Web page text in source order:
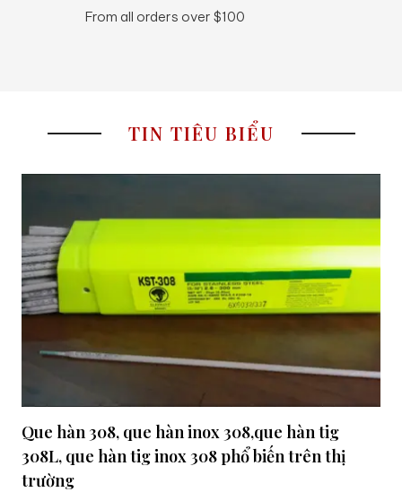
From all orders over $100
TIN TIÊU BIỂU
Que hàn 308, que hàn inox 308,que hàn tig
308L, que hàn tig inox 308 phổ biến trên thị
trường